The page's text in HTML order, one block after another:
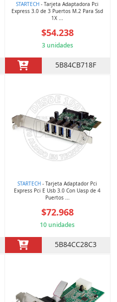
STARTECH - Tarjeta Adaptadora Pci
Express 3.0 de 3 Puertos M.2 Para Ssd
1X ...
$54.238
3 unidades
5B84CB718F
STARTECH - Tarjeta Adaptador Pci
Express Pci E Usb 3.0 Con Uasp de 4
Puertos ...
$72.968
10 unidades
5B84CC28C3